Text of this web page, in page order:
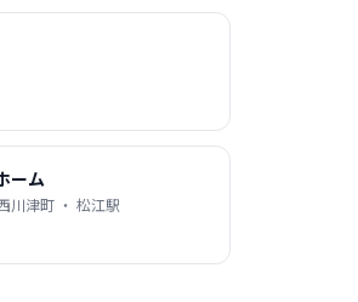
ーム
川津町 ・ 松江駅